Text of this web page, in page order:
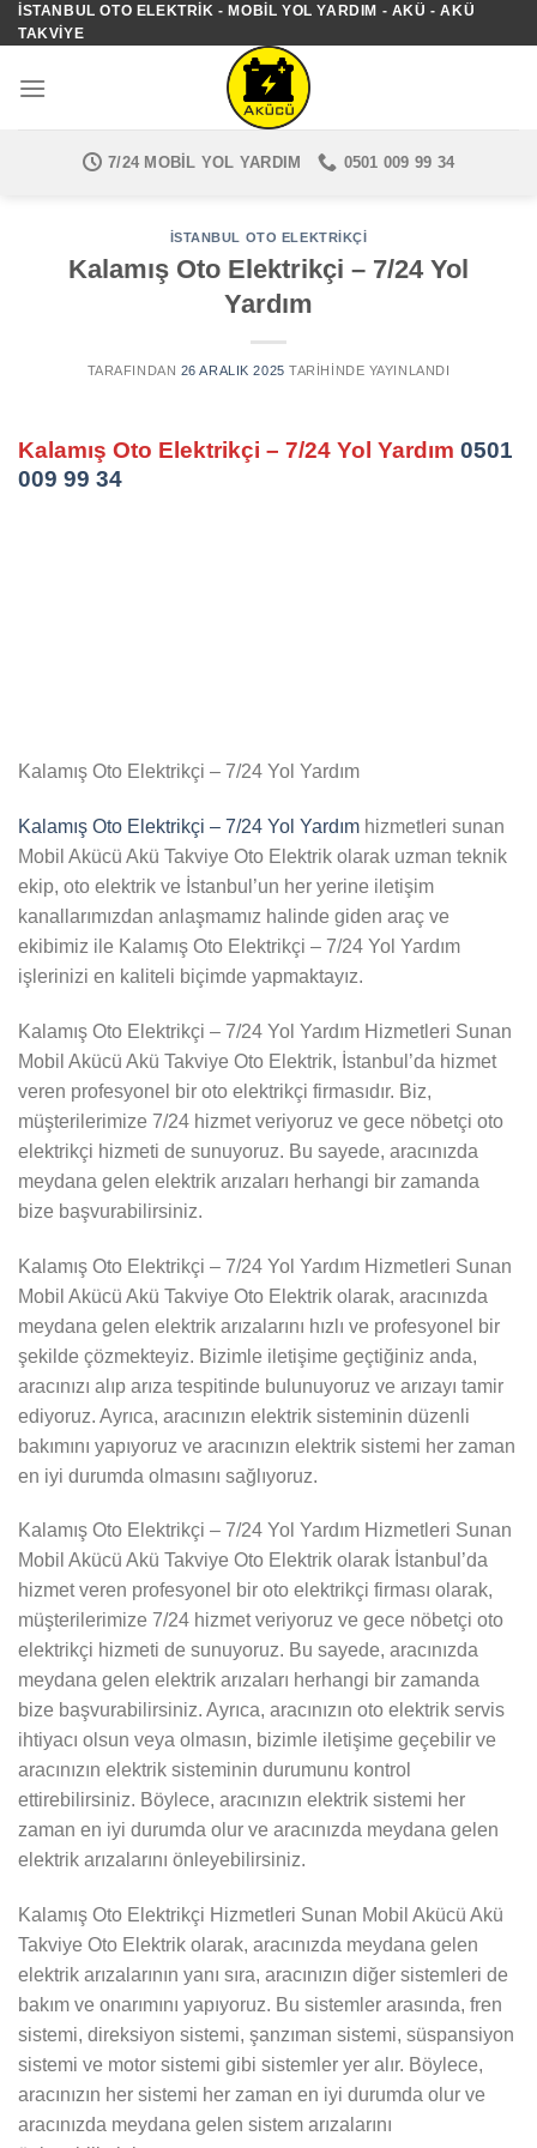
İçeriğe
atla
İSTANBUL OTO ELEKTRIK - MOBIL YOL YARDIM - AKÜ - AKÜ
TAKVIYE
7/24 MOBIL YOL YARDIM 0501 009 99 34
İSTANBUL OTO ELEKTRIKÇI
Kalamış Oto Elektrikçi – 7/24 Yol
Yardım
TARAFINDAN 26 ARALIK 2025 TARIHINDE YAYINLANDI
Kalamış Oto Elektrikçi – 7/24 Yol Yardım 0501
009 99 34
Kalamış Oto Elektrikçi – 7/24 Yol Yardım
Kalamış Oto Elektrikçi – 7/24 Yol Yardım hizmetleri sunan
Mobil Akücü Akü Takviye Oto Elektrik olarak uzman teknik
ekip, oto elektrik ve İstanbul’un her yerine iletişim
kanallarımızdan anlaşmamız halinde giden araç ve
ekibimiz ile Kalamış Oto Elektrikçi – 7/24 Yol Yardım
işlerinizi en kaliteli biçimde yapmaktayız.
Kalamış Oto Elektrikçi – 7/24 Yol Yardım Hizmetleri Sunan
Mobil Akücü Akü Takviye Oto Elektrik, İstanbul’da hizmet
veren profesyonel bir oto elektrikçi firmasıdır. Biz,
müşterilerimize 7/24 hizmet veriyoruz ve gece nöbetçi oto
elektrikçi hizmeti de sunuyoruz. Bu sayede, aracınızda
meydana gelen elektrik arızaları herhangi bir zamanda
bize başvurabilirsiniz.
Kalamış Oto Elektrikçi – 7/24 Yol Yardım Hizmetleri Sunan
Mobil Akücü Akü Takviye Oto Elektrik olarak, aracınızda
meydana gelen elektrik arızalarını hızlı ve profesyonel bir
şekilde çözmekteyiz. Bizimle iletişime geçtiğiniz anda,
aracınızı alıp arıza tespitinde bulunuyoruz ve arızayı tamir
ediyoruz. Ayrıca, aracınızın elektrik sisteminin düzenli
bakımını yapıyoruz ve aracınızın elektrik sistemi her zaman
en iyi durumda olmasını sağlıyoruz.
Kalamış Oto Elektrikçi – 7/24 Yol Yardım Hizmetleri Sunan
Mobil Akücü Akü Takviye Oto Elektrik olarak İstanbul’da
hizmet veren profesyonel bir oto elektrikçi firması olarak,
müşterilerimize 7/24 hizmet veriyoruz ve gece nöbetçi oto
elektrikçi hizmeti de sunuyoruz. Bu sayede, aracınızda
meydana gelen elektrik arızaları herhangi bir zamanda
bize başvurabilirsiniz. Ayrıca, aracınızın oto elektrik servis
ihtiyacı olsun veya olmasın, bizimle iletişime geçebilir ve
aracınızın elektrik sisteminin durumunu kontrol
ettirebilirsiniz. Böylece, aracınızın elektrik sistemi her
zaman en iyi durumda olur ve aracınızda meydana gelen
elektrik arızalarını önleyebilirsiniz.
Kalamış Oto Elektrikçi Hizmetleri Sunan Mobil Akücü Akü
Takviye Oto Elektrik olarak, aracınızda meydana gelen
elektrik arızalarının yanı sıra, aracınızın diğer sistemleri de
bakım ve onarımını yapıyoruz. Bu sistemler arasında, fren
sistemi, direksiyon sistemi, şanzıman sistemi, süspansiyon
sistemi ve motor sistemi gibi sistemler yer alır. Böylece,
aracınızın her sistemi her zaman en iyi durumda olur ve
aracınızda meydana gelen sistem arızalarını